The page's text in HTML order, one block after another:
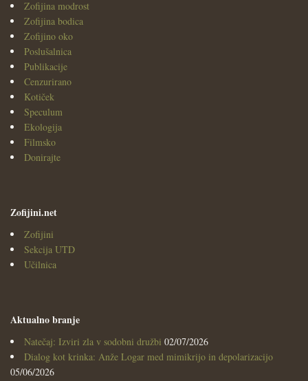
Zofijina modrost
Zofijina bodica
Zofijino oko
Poslušalnica
Publikacije
Cenzurirano
Kotiček
Speculum
Ekologija
Filmsko
Donirajte
Zofijini.net
Zofijini
Sekcija UTD
Učilnica
Aktualno branje
Natečaj: Izviri zla v sodobni družbi 02/07/2026
Dialog kot krinka: Anže Logar med mimikrijo in depolarizacijo
05/06/2026